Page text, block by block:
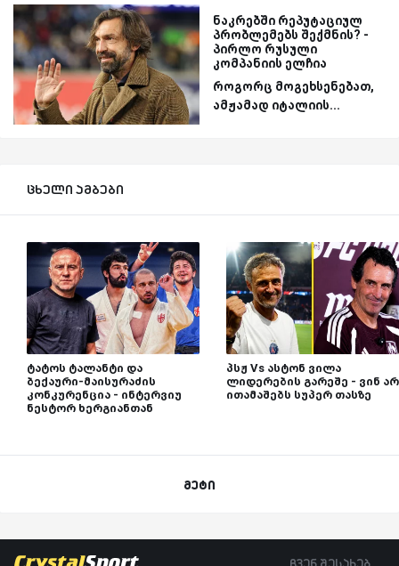
ნაკრებში რეპუტაციულ
პრობლემებს შექმნის? -
პირლო რუსული
კომპანიის ელჩია
როგორც მოგეხსენებათ,
ამჟამად იტალიის...
ცხელი ამბები
ტატოს ტალანტი და
ბექაური-მაისურაძის
კონკურენცია - ინტერვიუ
ნესტორ ხერგიანთან
პსჟ Vs ასტონ ვილა
ლიდერების გარეშე - ვინ არ
ითამაშებს სუპერ თასზე
მეტი